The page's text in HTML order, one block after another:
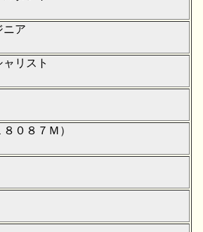
ニア
リスト
０８７Ｍ）